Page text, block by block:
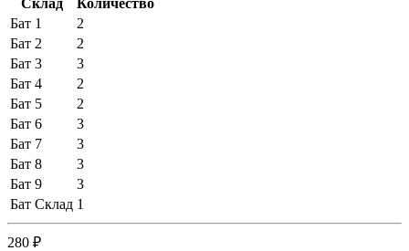
Бат 1
2
Бат 2
2
Бат 3
3
Бат 4
2
Бат 5
2
Бат 6
3
Бат 7
3
Бат 8
3
Бат 9
3
Бат Склад 1
280 ₽